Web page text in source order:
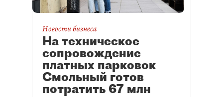
Новости бизнеса
На техническое
сопровождение
платных парковок
Смольный готов
потратить 67 млн